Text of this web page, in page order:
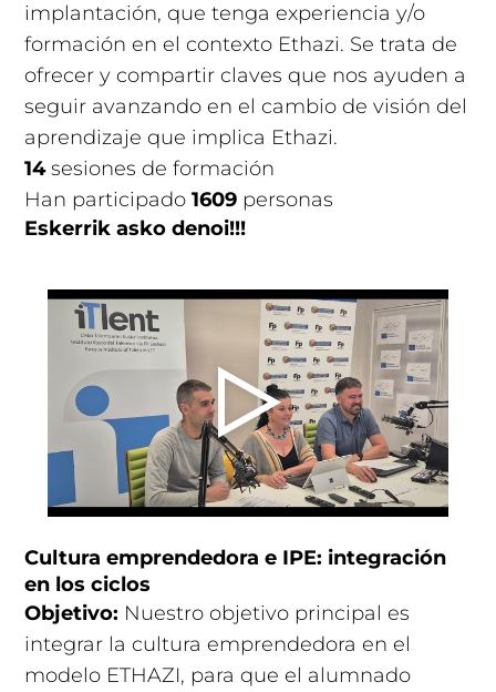
implantación, que tenga experiencia y/o
formación en el contexto Ethazi. Se trata de
ofrecer y compartir claves que nos ayuden a
seguir avanzando en el cambio de visión del
aprendizaje que implica Ethazi.
14sesiones de formación
Han participado1609 personas
Eskerrik asko denoi!!!
Cultura emprendedora e IPE: integración
en los ciclos
Objetivo: Nuestro objetivo principal es
integrar la cultura emprendedora en el
modelo ETHAZI, para que el alumnado